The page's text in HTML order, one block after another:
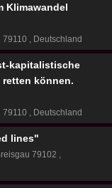
Klimawandel
79110 Deutschland
kapitalistische
retten können.
79110 Deutschland
lines"
79102